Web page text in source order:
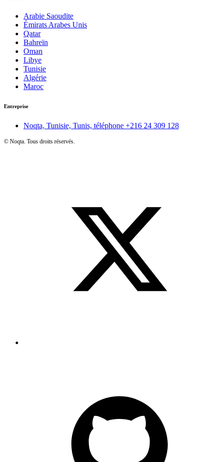
Arabie Saoudite
Émirats Arabes Unis
Qatar
Bahreïn
Oman
Libye
Tunisie
Algérie
Maroc
Entreprise
Noqta, Tunisie, Tunis, téléphone +216 24 309 128
© Noqta. Tous droits réservés.